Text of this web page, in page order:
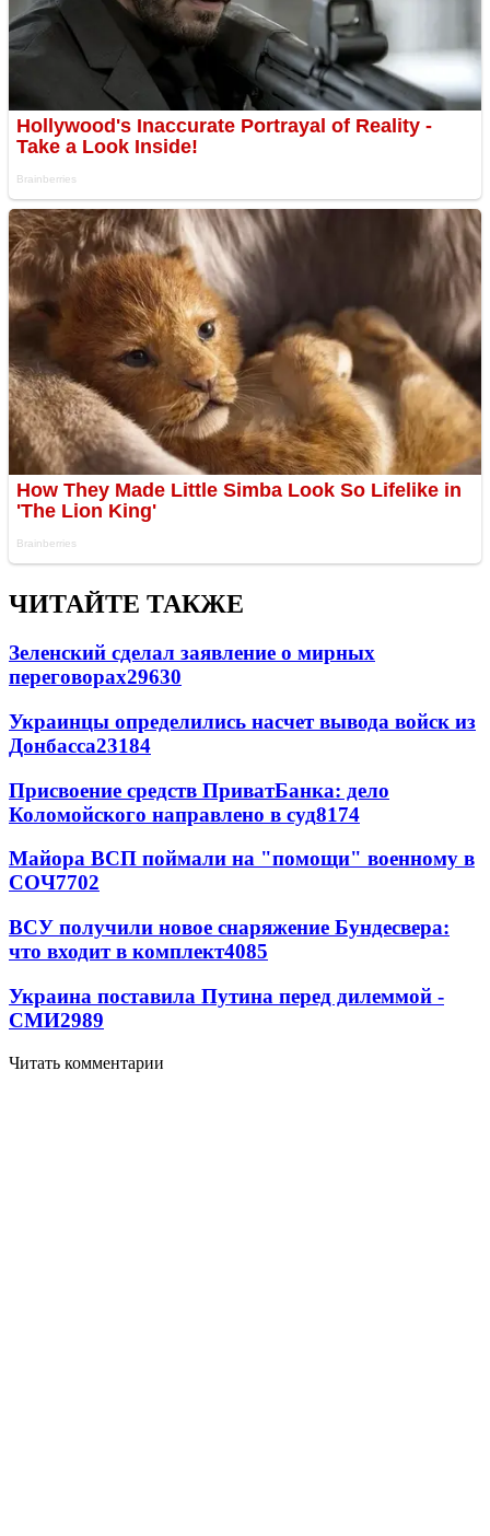
ЧИТАЙТЕ ТАКЖЕ
Зеленский сделал заявление о мирных
переговорах29630
Украинцы определились насчет вывода войск из
Донбасса23184
Присвоение средств ПриватБанка: дело
Коломойского направлено в суд8174
Майора ВСП поймали на "помощи" военному в
СОЧ7702
ВСУ получили новое снаряжение Бундесвера:
что входит в комплект4085
Украина поставила Путина перед дилеммой -
СМИ2989
Читать комментарии